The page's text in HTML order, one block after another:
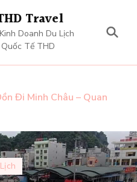
Travel
Doanh Du Lịch
Tế THD
Đi Minh Châu – Quan